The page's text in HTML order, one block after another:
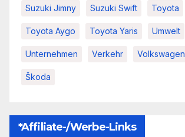
Suzuki Jimny Suzuki Swift Toyota
Toyota Aygo Toyota Yaris Umwelt
Unternehmen Verkehr Volkswagen
Škoda
*Affiliate-/Werbe-Links